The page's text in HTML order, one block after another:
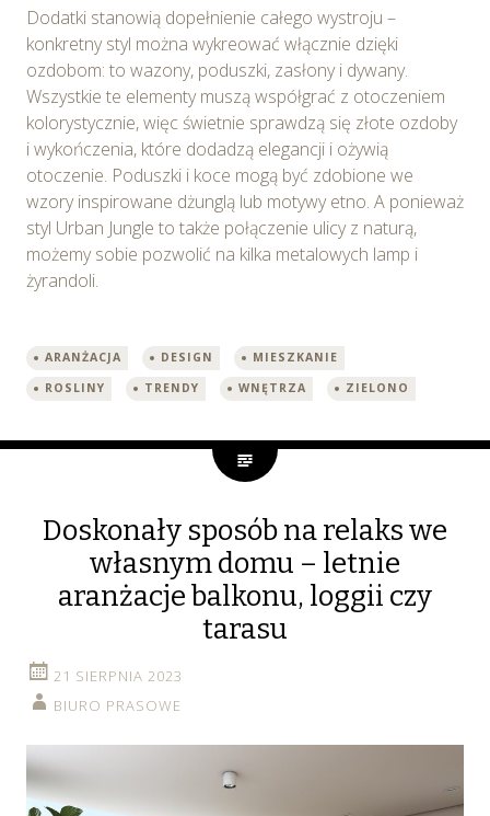
Dodatki stanowią dopełnienie całego wystroju –
konkretny styl można wykreować włącznie dzięki
ozdobom: to wazony, poduszki, zasłony i dywany.
Wszystkie te elementy muszą współgrać z otoczeniem
kolorystycznie, więc świetnie sprawdzą się złote ozdoby
i wykończenia, które dodadzą elegancji i ożywią
otoczenie. Poduszki i koce mogą być zdobione we
wzory inspirowane dżunglą lub motywy etno. A ponieważ
styl Urban Jungle to także połączenie ulicy z naturą,
możemy sobie pozwolić na kilka metalowych lamp i
żyrandoli.
ARANŻACJA DESIGN
MIESZKANIE
ROSLINY
TRENDY WNĘTRZA ZIELONO
Doskonały sposób na relaks we
własnym domu – letnie
aranżacje balkonu, loggii czy
tarasu
21 SIERPNIA 2023
BIURO PRASOWE